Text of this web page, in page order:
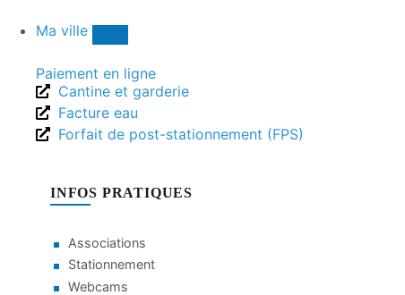
Ma ville
Paiement en ligne
Cantine et garderie
Facture eau
Forfait de post-stationnement (FPS)
INFOS PRATIQUES
Associations
Stationnement
Webcams